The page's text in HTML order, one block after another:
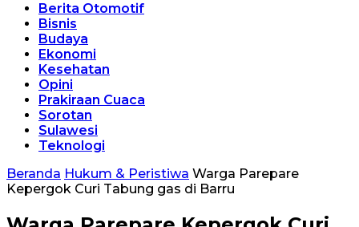
Berita Otomotif
Bisnis
Budaya
Ekonomi
Kesehatan
Opini
Prakiraan Cuaca
Sorotan
Sulawesi
Teknologi
Beranda Hukum & Peristiwa Warga Parepare
Kepergok Curi Tabung gas di Barru